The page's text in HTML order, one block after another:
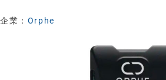
企業： Orphe